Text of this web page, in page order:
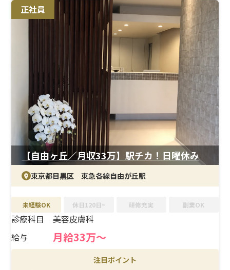
揃っています。
先輩スタッフや医師のもとで実践的に学べる環境が整っ
ており、経験者の方もさらにステップアップできる体制で
す。専門性を高め、安心して施術に臨めるようサポートが
用意されています。
＜待遇＞
月給31万円スタートに加え、昇給・賞与制度や報奨金制
度も整っており、頑張りがしっかりと反映されます。年間
休日125日以上、産休育休の取得実績、社員家族割引な
ど、プライベートも大切にできる環境です。
正社員
【自由ヶ丘／月収33万】駅チカ！日曜休み
東京都目黒区 東急各線自由が丘駅
未経験OK 休日120日~ 研修充実 副業OK
診療科目
美容皮膚科
給与
月給33万～
注目ポイント